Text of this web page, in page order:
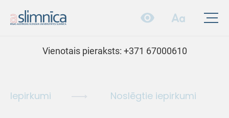
Vienotais pieraksts: +371 67000610
Iepirkumi Noslēgtie iepirkumi